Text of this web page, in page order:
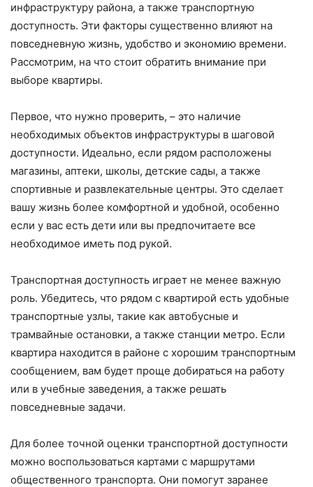
инфраструктуру района, а также транспортную
доступность. Эти факторы существенно влияют на
повседневную жизнь, удобство и экономию времени.
Рассмотрим, на что стоит обратить внимание при
выборе квартиры.
Первое, что нужно проверить, – это наличие
необходимых объектов инфраструктуры в шаговой
доступности. Идеально, если рядом расположены
магазины, аптеки, школы, детские сады, а также
спортивные и развлекательные центры. Это сделает
вашу жизнь более комфортной и удобной, особенно
если у вас есть дети или вы предпочитаете все
необходимое иметь под рукой.
Транспортная доступность играет не менее важную
роль. Убедитесь, что рядом с квартирой есть удобные
транспортные узлы, такие как автобусные и
трамвайные остановки, а также станции метро. Если
квартира находится в районе с хорошим транспортным
сообщением, вам будет проще добираться на работу
или в учебные заведения, а также решать
повседневные задачи.
Для более точной оценки транспортной доступности
можно воспользоваться картами с маршрутами
общественного транспорта. Они помогут заранее